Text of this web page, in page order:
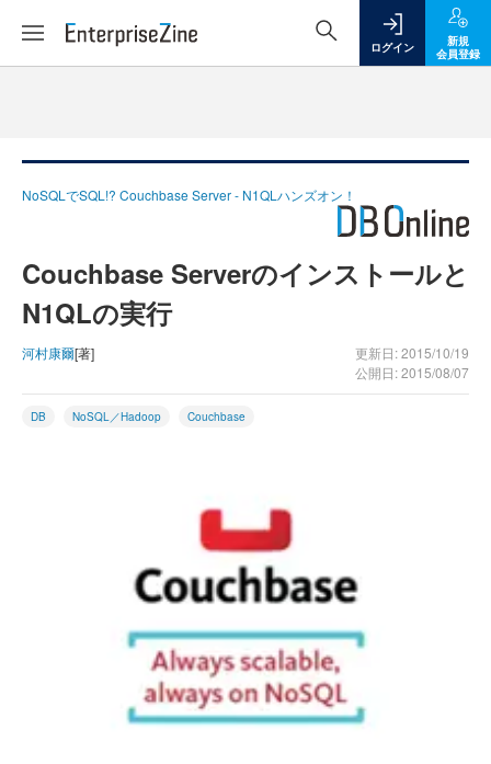
ログイン
新規
会員登録
NoSQLでSQL!? Couchbase Server - N1QLハンズオン！
Couchbase Serverのインストールと
N1QLの実行
河村康爾[著]
更新日: 2015/10/19
公開日: 2015/08/07
DB NoSQL／Hadoop Couchbase